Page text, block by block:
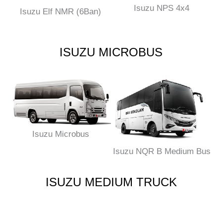
Isuzu Elf NMR (6Ban) Isuzu NPS 4x4
ISUZU MICROBUS
Isuzu Microbus
Isuzu NQR B Medium Bus
ISUZU MEDIUM TRUCK